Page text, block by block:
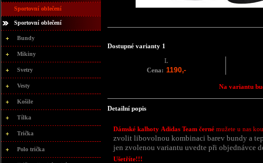
Sportovní oblečení
Sportovní oblečení
Bundy
Mikiny
Svetry
Vesty
Košile
Tílka
Trička
Polo trička
Dostupné varianty 1
L
Cena: 1190,-
Na variantu
Detailní popis
Dámské kalhoty Adidas Team černé mužete u nas
zvolit libovolnou kombinaci barev bundy a
jen zvolenou variantu uvedte při objednávce
Ušetříte!!!